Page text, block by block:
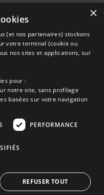
le site Armor-vacances sont sous
sont indicatives et non
par copyright Armor-vacances.
ne touche aucune commission
d'hébergements de
annonces de location DE
vous devez obtenir du
et le descriptif de la location,
vos droits si le logement ne
×
(et nos partenaires) stockons
votre terminal (cookie ou
nos sites et applications, sur
pour :
notre site, sans profilage
basées sur votre navigation
PERFORMANCE
REFUSER TOUT